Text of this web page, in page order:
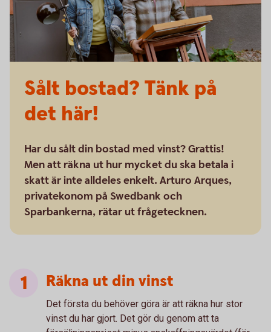
Sålt bostad? Tänk på
det här!
Har du sålt din bostad med vinst? Grattis!
Men att räkna ut hur mycket du ska betala i
skatt är inte alldeles enkelt. Arturo Arques,
privatekonom på Swedbank och
Sparbankerna, rätar ut frågetecknen.
Räkna ut din vinst
Det första du behöver göra är att räkna hur stor
vinst du har gjort. Det gör du genom att ta